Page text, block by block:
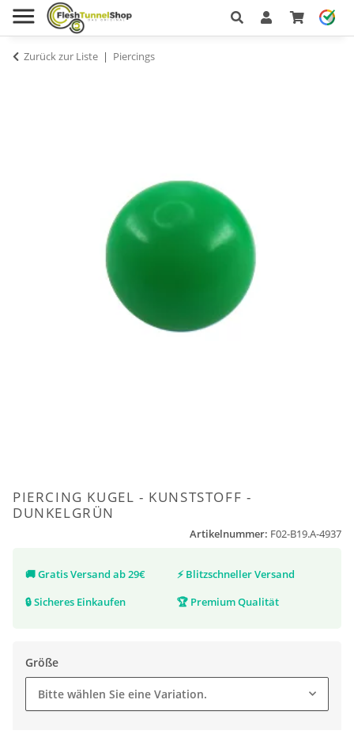
Zurück zur Liste Piercings
PIERCING KUGEL - KUNSTSTOFF -
DUNKELGRÜN
Artikelnummer: F02-B19.A-4937
🚚Gratis Versand ab 29€ ⚡ Blitzschneller Versand
🔒Sicheres Einkaufen 🏆 Premium Qualität
Größe
Bitte wählen Sie eine Variation.